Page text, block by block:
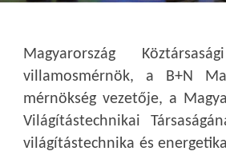
Magyarország
villamosmérnök, a B+N
mérnökség vezetője, a
Világítástechnikai
világítástechnika és